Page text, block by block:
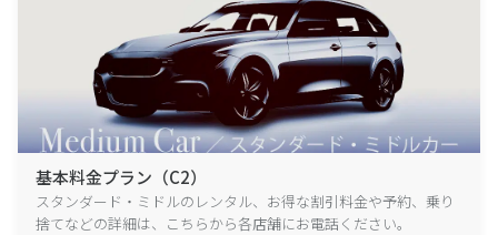
基本料金プラン（C2）
スタンダード・ミドルのレンタル、お得な割引料金や予約、乗り
捨てなどの詳細は、こちらから各店舗にお電話ください。